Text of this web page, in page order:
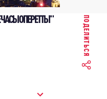
ОПЕРЕТТЫ" ПОДЕЛИТЬСЯ